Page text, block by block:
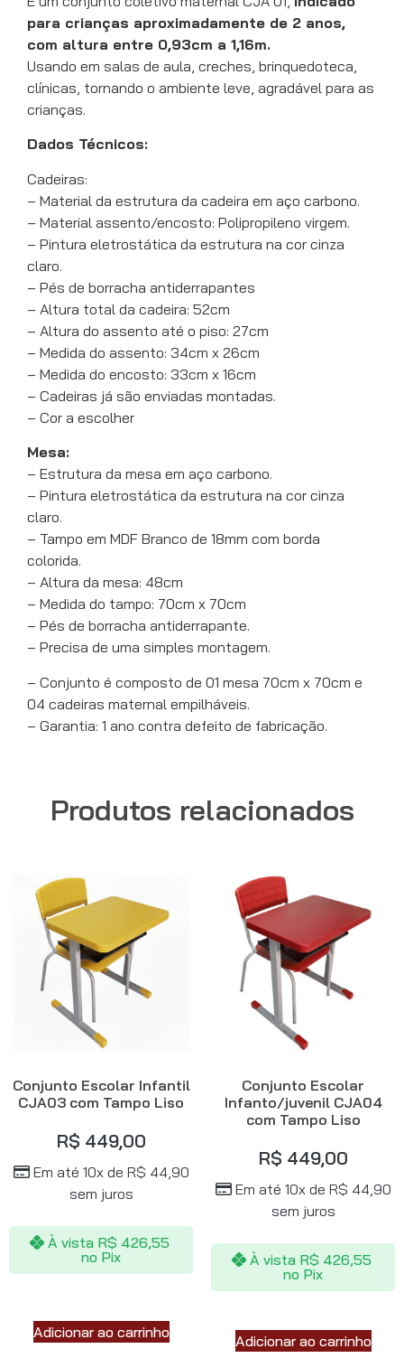
para crianças aproximadamente de 2 anos,
com altura entre 0,93cm a 1,16m.
Usando em salas de aula, creches, brinquedoteca,
clínicas, tornando o ambiente leve, agradável para as
crianças.
Dados Técnicos:
Cadeiras:
– Material da estrutura da cadeira em aço carbono.
– Material assento/encosto: Polipropileno virgem.
– Pintura eletrostática da estrutura na cor cinza
claro.
– Pés de borracha antiderrapantes
– Altura total da cadeira: 52cm
– Altura do assento até o piso: 27cm
– Medida do assento: 34cm x 26cm
– Medida do encosto: 33cm x 16cm
– Cadeiras já são enviadas montadas.
– Cor a escolher
Mesa:
– Estrutura da mesa em aço carbono.
– Pintura eletrostática da estrutura na cor cinza
claro.
– Tampo em MDF Branco de 18mm com borda
colorida.
– Altura da mesa: 48cm
– Medida do tampo: 70cm x 70cm
– Pés de borracha antiderrapante.
– Precisa de uma simples montagem.
– Conjunto é composto de 01 mesa 70cm x 70cm e
04 cadeiras maternal empilháveis.
– Garantia: 1 ano contra defeito de fabricação.
Produtos relacionados
Conjunto Escolar Infantil
CJA03 com Tampo Liso
R$ 449,00
Em até 10x de R$ 44,90
sem juros
À vista R$ 426,55
no Pix
Adicionar ao carrinho
Conjunto Escolar
Infanto/juvenil CJA04
com Tampo Liso
R$ 449,00
Em até 10x de R$ 44,90
sem juros
À vista R$ 426,55
no Pix
Adicionar ao carrinho